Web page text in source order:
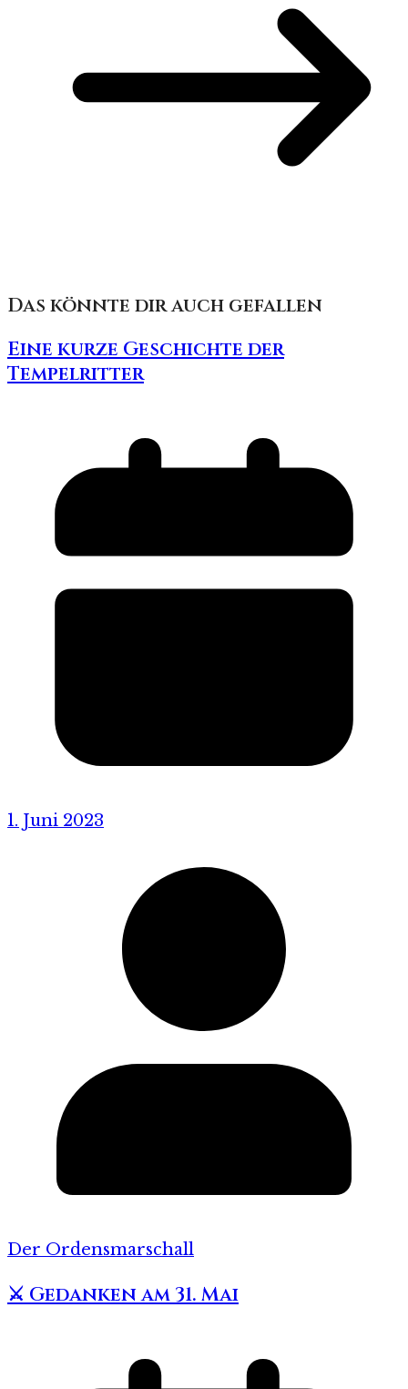
Das könnte dir auch gefallen
Eine kurze Geschichte der
Tempelritter
1. Juni 2023
Der Ordensmarschall
⚔️ Gedanken am 31. Mai